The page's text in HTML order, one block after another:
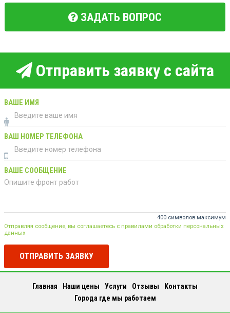
ЗАДАТЬ ВОПРОС
Отправить заявку с сайта
ВАШЕ ИМЯ
ВАШ НОМЕР ТЕЛЕФОНА
ВАШЕ СООБЩЕНИЕ
400 символов максимум
Отправляя сообщение, вы соглашаетесь с правилами обработки персональных
данных
ОТПРАВИТЬ ЗАЯВКУ
Главная Наши цены Услуги Отзывы
Контакты
Города где мы работаем